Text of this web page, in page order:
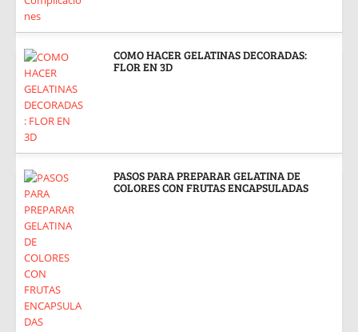
COMO HACER GELATINAS DECORADAS:
FLOR EN 3D
PASOS PARA PREPARAR GELATINA DE
COLORES CON FRUTAS ENCAPSULADAS